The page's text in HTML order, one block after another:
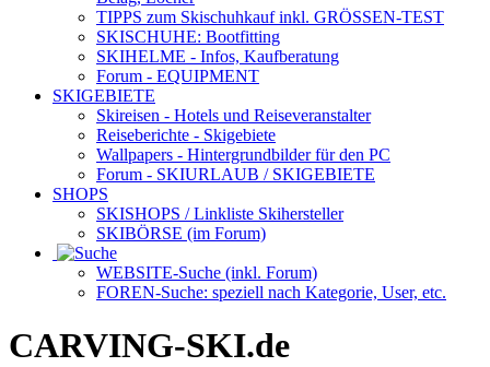
TIPPS zum Skischuhkaufinkl. GRÖSSEN-TEST
SKISCHUHE: Bootfitting
SKIHELME - Infos, Kaufberatung
Forum - EQUIPMENT
SKIGEBIETE
Skireisen - Hotels und Reiseveranstalter
Reiseberichte - Skigebiete
Wallpapers - Hintergrundbilder für den PC
Forum - SKIURLAUB / SKIGEBIETE
SHOPS
SKISHOPS / Linkliste Skihersteller
SKIBÖRSE (im Forum)
WEBSITE-Suche (inkl. Forum)
FOREN-Suche: speziell nach Kategorie, User, etc.
CARVING-SKI.de